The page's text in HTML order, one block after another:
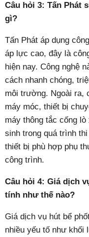
Câu hỏi 3: Tấn Phát
gì?
Tấn Phát áp dụng
áp lực cao, đây là
hiện nay. Công nghệ
cách nhanh chóng,
môi trường. Ngoài ra,
máy móc, thiết bị
máy thông tắc cống
sinh trong quá trình
thiết bị phù hợp phụ
công trình.
Câu hỏi 4: Giá dịch
tính như thế nào?
Giá dịch vụ hút bể
nhiều yếu tố như khối